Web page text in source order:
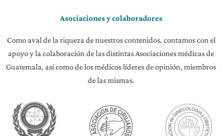
Asociaciones y colaboradores
Como aval de la riqueza de nuestros contenidos, contamos con el
apoyo y la colaboración de las distintas Asociaciones médicas de
Guatemala, así como de los médicos líderes de opinión, miembros
de las mismas.